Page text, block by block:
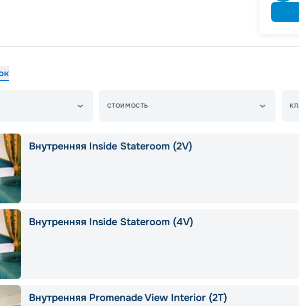
СТОИМОСТЬ
Внутренняя Inside Stateroom (2V)
Внутренняя Inside Stateroom (4V)
Внутренняя Promenade View Interior (2T)